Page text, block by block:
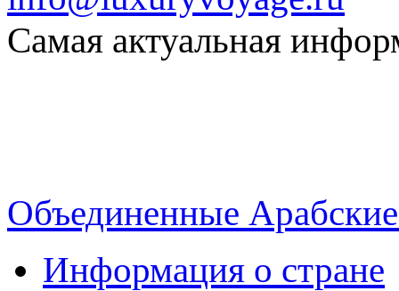
Самая актуальная
Объединенные
Информация о стране